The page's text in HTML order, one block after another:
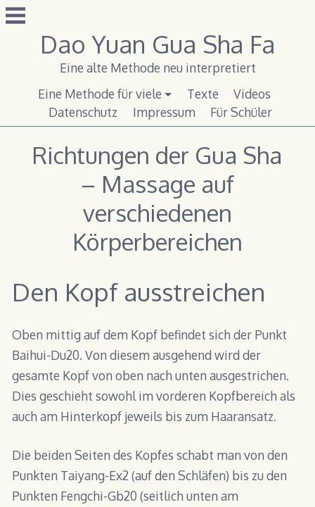
Zum
Inhalt
Dao Yuan Gua Sha Fa
Eine alte Methode neu interpretiert
Eine Methode für viele
Texte
Videos
Datenschutz
Impressum Für Schüler
Richtungen der Gua Sha
– Massage auf
verschiedenen
Körperbereichen
Den Kopf ausstreichen
Oben mittig auf dem Kopf befindet sich der Punkt
Baihui-Du20. Von diesem ausgehend wird der
gesamte Kopf von oben nach unten ausgestrichen.
Dies geschieht sowohl im vorderen Kopfbereich als
auch am Hinterkopf jeweils bis zum Haaransatz.
Die beiden Seiten des Kopfes schabt man von den
Punkten Taiyang-Ex2 (auf den Schläfen) bis zu den
Punkten Fengchi-Gb20 (seitlich unten am